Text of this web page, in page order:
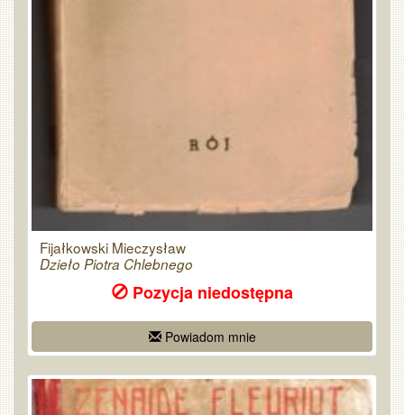
Fijałkowski Mieczysław
Dzieło Piotra Chlebnego
Pozycja niedostępna
Powiadom mnie